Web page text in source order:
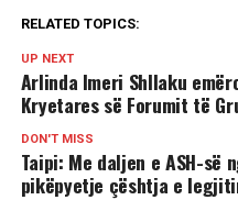
RELATED TOPICS:
UP NEXT
Arlinda Imeri Shllaku
Kryetares së Forumit të
DON'T MISS
Taipi: Me daljen e ASH-së
pikëpyetje çështja e